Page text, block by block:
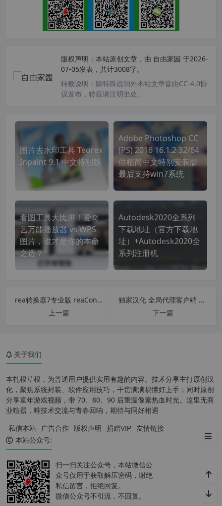
版权声明： 本站原创文章，由 自由家园 于2026-
07-05发表，共计3008字。
转载说明： 除特殊说明外本站文章皆由CC-4.0协
议发布，转载请注明出处。
图片去水印工具 Teorex
Inpaint 9.1 中文特别版
Adobe Photoshop CC
(PS) 2016 16.1.2 32/64
位精简中文特别安装版
最后支持win7系统
看图工具大比拼！爱奇
艺万能播放器 vs WPS
图片，谁才是你的本命
之选？
Autodesk2020全系列
下载地址（官方下载地
址）+Autodesk2020全
系列注册机
rea转换器7专业版 reaConverter Pro v7.787 图片格式批量转换工具 简体中文特别版
上一篇
独家汉化 全局代理客户端 Proxifier v4.12.0.1 汉化中文版 配合Fiddler可抓取任何软件联网信息
下一篇
含部分滤镜或特效工具列表：
PS 超级扩展面板 (Extensions Pl
us For PS CC) 安装教程：
下载地址：
关于我们
本扎根草根，为普通用户提供实用有趣的内容。技术分享主打原创汉
化，聚焦系统封装、软件应用技巧，干货满满易懂好上手；同时原创
分享童年游戏视频，带 70、80、90 后重温像素热血时光。这里无商
业喧嚣，唯技术交流与青春回响，期待与同好相遇
私信本站 广告合作 版权声明 捐赠VIP 友情链接
本站公众号:
扫一扫关注公众号，本站微信公
众号仅用于获取解压密码，谢绝
私信留言，拒绝回复。
微信公众号不引流，不回复。